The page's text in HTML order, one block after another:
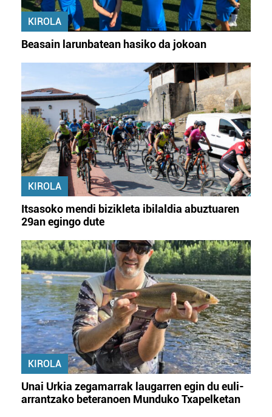
KIROLA
Beasain larunbatean hasiko da jokoan
KIROLA
Itsasoko mendi bizikleta ibilaldia abuztuaren
29an egingo dute
KIROLA
Unai Urkia zegamarrak laugarren egin du euli-
arrantzako beteranoen Munduko Txapelketan